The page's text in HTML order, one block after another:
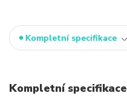
Kompletní specifikace
Kompletní specifikace